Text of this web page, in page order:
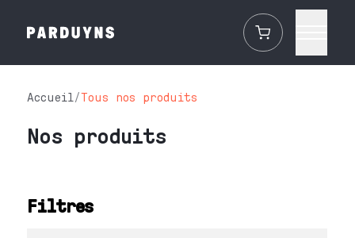
Accueil/Tous nos produits
Nos produits
Filtres